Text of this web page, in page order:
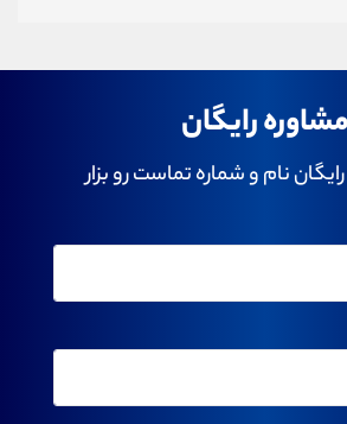
مشاوره رایگان
نام و شماره تماست رو بزار